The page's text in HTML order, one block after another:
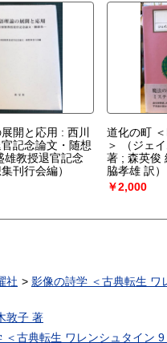
開と応用 : 西川
記念論文・随想
雄教授退官記念
刊行会編）
道化の町
＞
（ジェ
著 ; 森英俊
脇孝雄 訳）
￥2,000
社 影像の詩学 ＜古典転生 ワ
敦子 著
＜古典転生 ワレンシュタイン 9